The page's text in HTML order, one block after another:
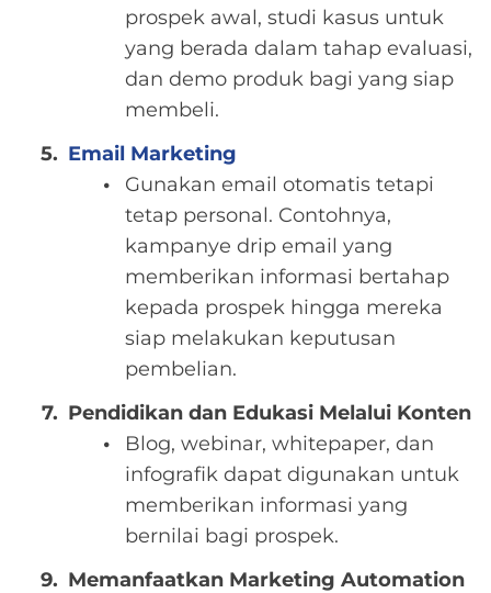
prospek awal, studi kasus untuk
yang berada dalam tahap evaluasi,
dan demo produk bagi yang siap
membeli.
Email Marketing
Gunakan email otomatis tetapi
tetap personal. Contohnya,
kampanye drip email yang
memberikan informasi bertahap
kepada prospek hingga mereka
siap melakukan keputusan
pembelian.
Pendidikan dan Edukasi Melalui Konten
Blog, webinar, whitepaper, dan
infografik dapat digunakan untuk
memberikan informasi yang
bernilai bagi prospek.
Memanfaatkan Marketing Automation